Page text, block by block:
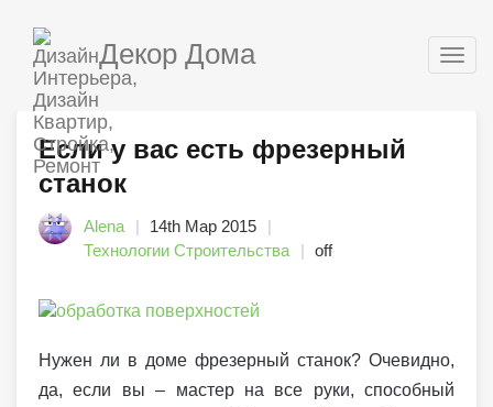
Декор Дома
Если у вас есть фрезерный
станок
Alena
14th Мар 2015
Технологии Строительства
off
Нужен ли в доме фрезерный станок? Очевидно,
да, если вы – мастер на все руки, способный